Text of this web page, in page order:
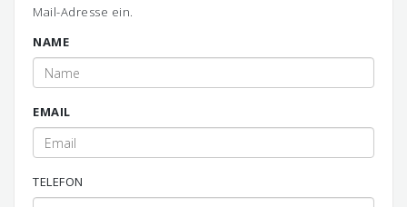
Mail-Adresse ein.
NAME
EMAIL
TELEFON